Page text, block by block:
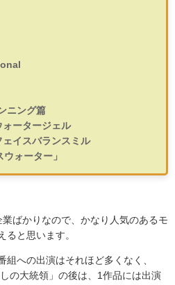
ニング篇
ォータージェル
イスバランスミル
ォーター」
ばかりなので、かなり人気のあるモ
ると思います。
組への出演はそれほど多くなく、
の大統領」の後は、 1 作品には出演